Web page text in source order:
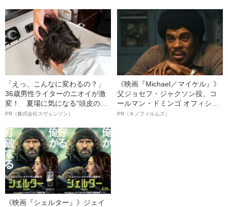
運がいい」と言えるワケ
「えっ、こんなに変わるの？」
36歳男性ライターのニオイが激
変！ 夏場に気になる“頭皮のニ
オイ”や“ベタつき”を解消す
ト”が生み出した徹底ケアとは
PR（株式会社スヴェンソン）
《映画『Michael／マイケル』》
父ジョセフ・ジャクソン役、コ
ールマン・ドミンゴ オフィシャ
ルインタビュー“観客を魅了した
PR（キノフィルムズ）
《映画『シェルター』》ジェイ